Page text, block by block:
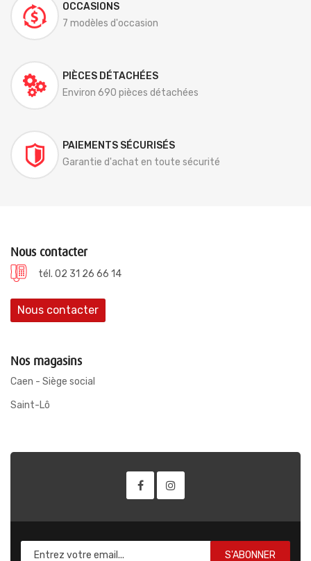
OCCASIONS
7 modèles d'occasion
PIÈCES DÉTACHÉES
Environ 690 pièces détachées
PAIEMENTS SÉCURISÉS
Garantie d'achat en toute sécurité
Nous contacter
tél. 02 31 26 66 14
Nous contacter
Nos magasins
Caen - Siège social
Saint-Lô
S'ABONNER